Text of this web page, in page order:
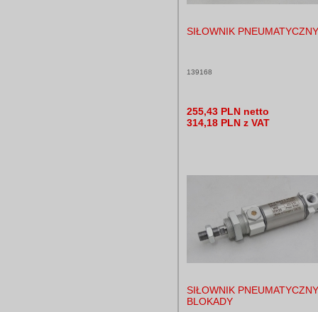
SIŁOWNIK PNEUMATYCZNY
139168
255,43 PLN netto
314,18 PLN z VAT
SIŁOWNIK PNEUMATYCZNY
BLOKADY